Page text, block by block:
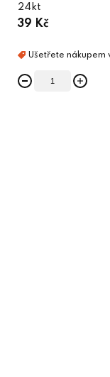
24kt
39 Kč